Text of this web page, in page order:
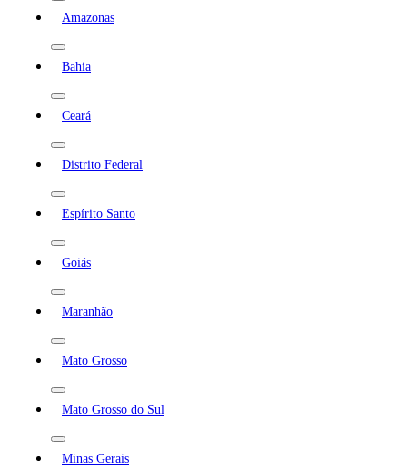
Amazonas
Bahia
Ceará
Distrito Federal
Espírito Santo
Goiás
Maranhão
Mato Grosso
Mato Grosso do Sul
Minas Gerais